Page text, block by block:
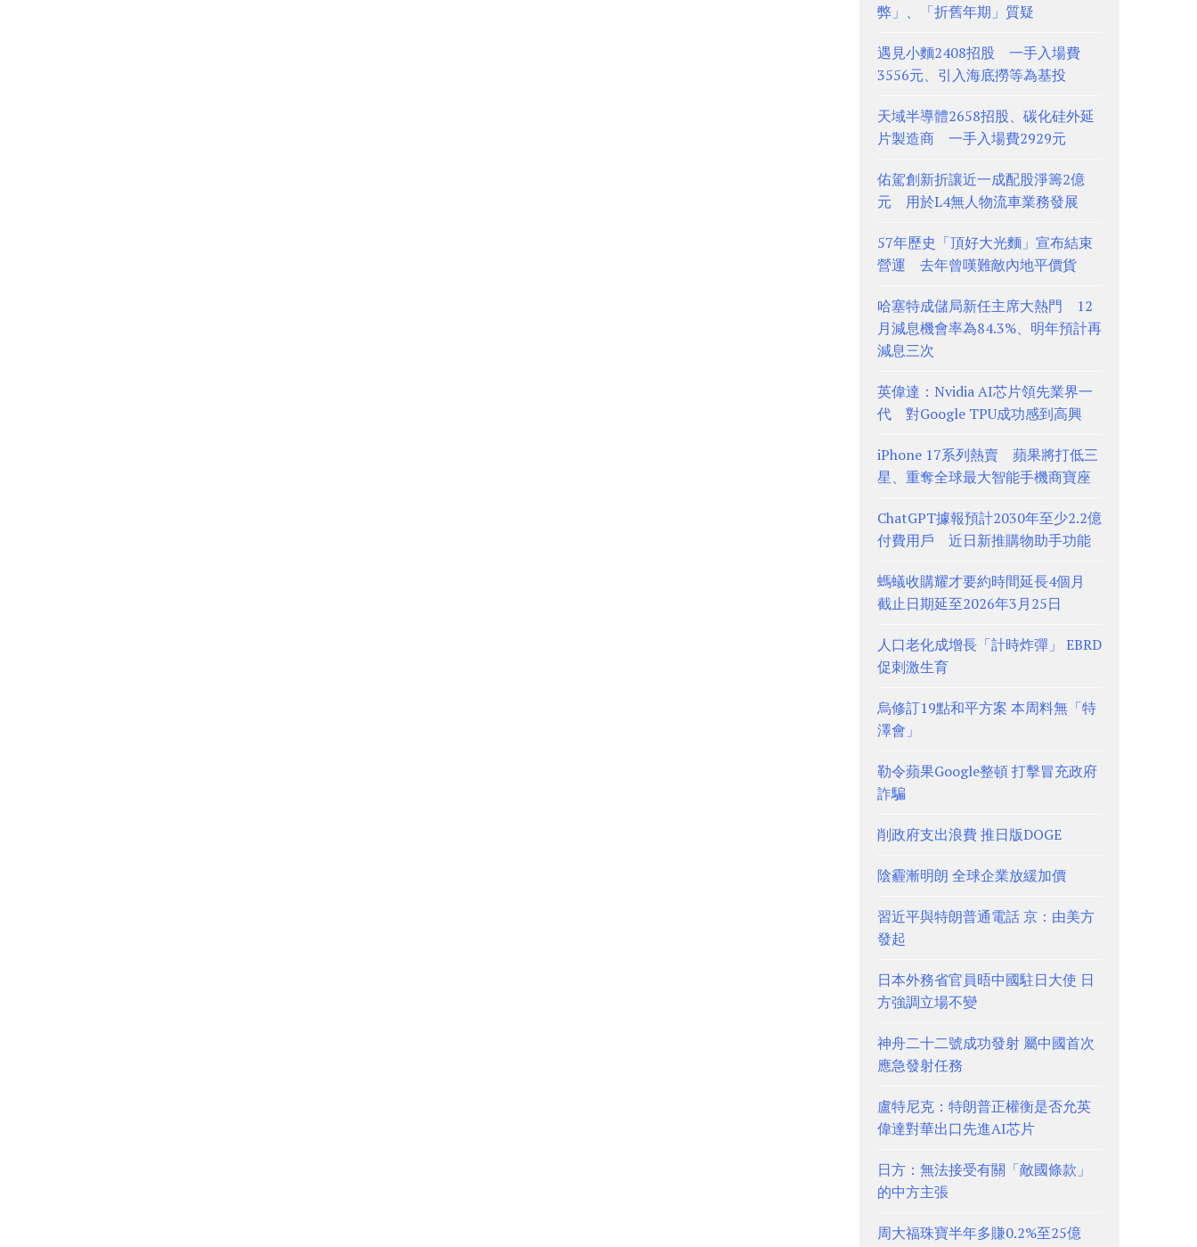
弊」、「折舊年期」質疑
遇見小麵2408招股 一手入場費
3556元、引入海底撈等為基投
天域半導體2658招股、碳化硅外延
片製造商 一手入場費2929元
佑駕創新折讓近一成配股淨籌2億
元 用於L4無人物流車業務發展
57年歷史「頂好大光麵」宣布結束
營運 去年曾嘆難敵內地平價貨
哈塞特成儲局新任主席大熱門 12
月減息機會率為84.3%、明年預計再
減息三次
英偉達：Nvidia AI芯片領先業界一
代 對Google TPU成功感到高興
iPhone 17系列熱賣 蘋果將打低三
星、重奪全球最大智能手機商寶座
ChatGPT據報預計2030年至少2.2億
付費用戶 近日新推購物助手功能
螞蟻收購耀才要約時間延長4個月
截止日期延至2026年3月25日
人口老化成增長「計時炸彈」 EBRD
促刺激生育
烏修訂19點和平方案 本周料無「特
澤會」
勒令蘋果Google整頓 打擊冒充政府
詐騙
削政府支出浪費 推日版DOGE
陰霾漸明朗 全球企業放緩加價
習近平與特朗普通電話 京：由美方
發起
日本外務省官員晤中國駐日大使 日
方強調立場不變
神舟二十二號成功發射 屬中國首次
應急發射任務
盧特尼克：特朗普正權衡是否允英
偉達對華出口先進AI芯片
日方：無法接受有關「敵國條款」
的中方主張
周大福珠寶半年多賺0.2%至25億